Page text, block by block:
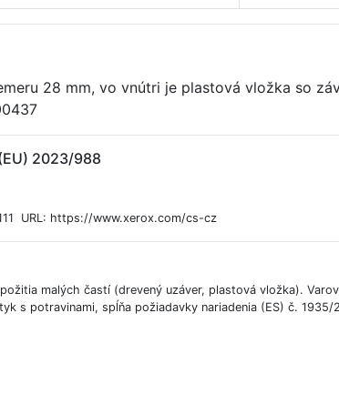
28 mm, vo vnútri je plastová vložka so
2023/988
URL: https://www.xerox.com/cs-cz
malých častí (drevený uzáver, plastová vložka).
s potravinami, spĺňa požiadavky nariadenia (ES) č. 1935/